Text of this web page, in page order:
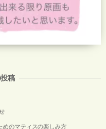
稿
めのマティスの楽しみ方